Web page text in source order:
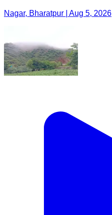
Nagar, Bharatpur | Aug 5, 2026